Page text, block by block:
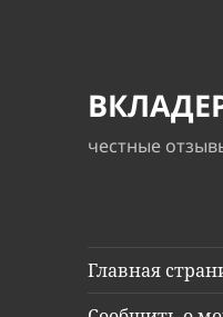
честные
Главная